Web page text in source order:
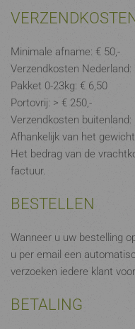
Minimale afname: € 50,-
Verzendkosten Nederland:
Pakket 0-23kg: € 6,50
Portovrij: > € 250,-
Verzendkosten buitenland:
Afhankelijk van het
Het bedrag van de
factuur.
BESTELLEN
Wanneer u uw bestelling
u per email een
verzoeken iedere klant
BETALING